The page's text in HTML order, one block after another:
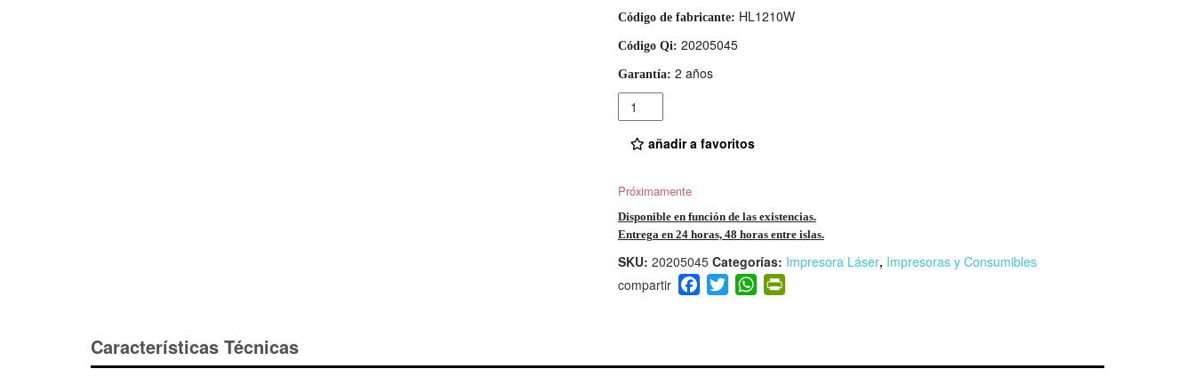
Código de fabricante: HL1210W
Código Qi: 20205045
Garantía: 2 años
Cantidad
añadir a favoritos
Próximamente
Disponible en función de las existencias.
Entrega en 24 horas, 48 horas entre islas.
SKU: 20205045 Categorías: Impresora Láser, Impresoras y Consumibles
F
a
b
T
wi
W
h
A
Pr
in
e
Características Técnicas